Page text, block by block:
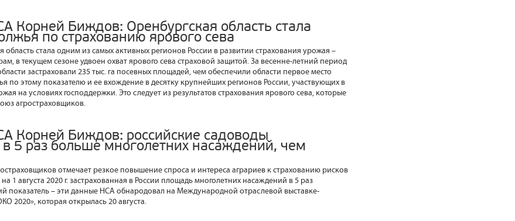
Корней Биждов: Оренбургская область стала
по страхованию ярового сева
область стала одним из самых активных регионов России в развитии страхования урожая –
в текущем сезоне удвоен охват ярового сева страховой защитой. За весенне-летний период
застраховали 235 тыс. га посевных площадей, чем обеспечили области первое место
по этому показателю и ее вхождение в десятку крупнейших регионов России, участвующих в
на условиях господдержки. Это следует из результатов страхования ярового сева, которые
агростраховщиков.
Корней Биждов: российские садоводы
в 5 раз больше многолетних насаждений, чем
отмечает резкое повышение спроса и интереса аграриев к страхованию рисков
1 августа 2020 г. застрахованная в России площадь многолетних насаждений в 5 раз
показатель – эти данные НСА обнародовал на Международной отраслевой выставке-
2020», которая открылась 20 августа.